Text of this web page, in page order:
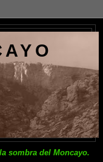
sombra del Moncayo.